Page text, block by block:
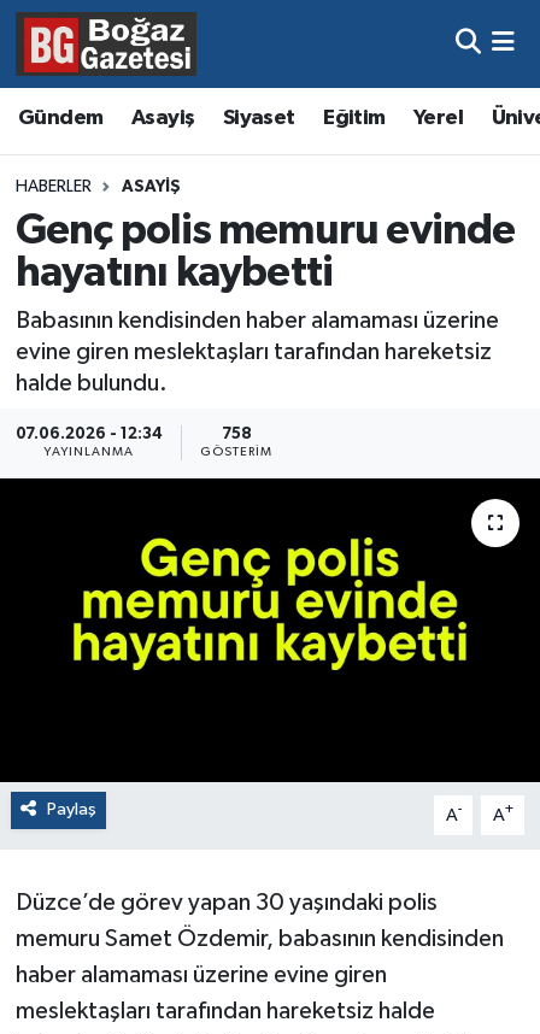
Gündem Asayiş Siyaset Eğitim Yerel
HABERLER ASAYIŞ
Genç polis memuru evinde
hayatını kaybetti
Babasının kendisinden haber alamaması üzerine
evine giren meslektaşları tarafından hareketsiz
halde bulundu.
07.06.2026 - 12:34
YAYINLANMA
758
GÖSTERIM
Paylaş A- A+
Düzce’de görev yapan 30 yaşındaki polis
memuru Samet Özdemir, babasının kendisinden
haber alamaması üzerine evine giren
meslektaşları tarafından hareketsiz halde
Asayiş
Eğitim
Gündem
Resmi İlanlar
Hava Durumu
Trafik Durumu
Süper Lig Puan Durumu ve Fikstür
Tüm Manşetler